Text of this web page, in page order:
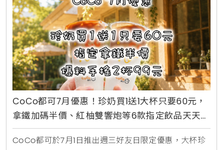
CoCo都可7月優惠！珍奶買1送1大杯只要60元，
拿鐵加碼半價、紅柚雙響炮等6款指定飲品天天2
杯99元
CoCo都可於7月1日推出週三好友日限定優惠，大杯珍